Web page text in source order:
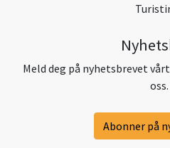
Meld deg på nyhetsbrevet
oss.
Abonner på